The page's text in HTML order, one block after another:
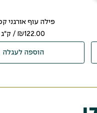
פילה עוף אורגני
₪122.00 / ק"ג
הוספה לעגלה